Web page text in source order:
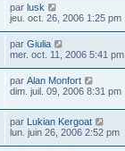
par lusk
jeu. oct. 26, 2006 1:25 pm
par Giulia
mer. oct. 11, 2006 5:41 pm
par Alan Monfort
dim. juil. 09, 2006 8:31 pm
par Lukian Kergoat
lun. juin 26, 2006 2:52 pm